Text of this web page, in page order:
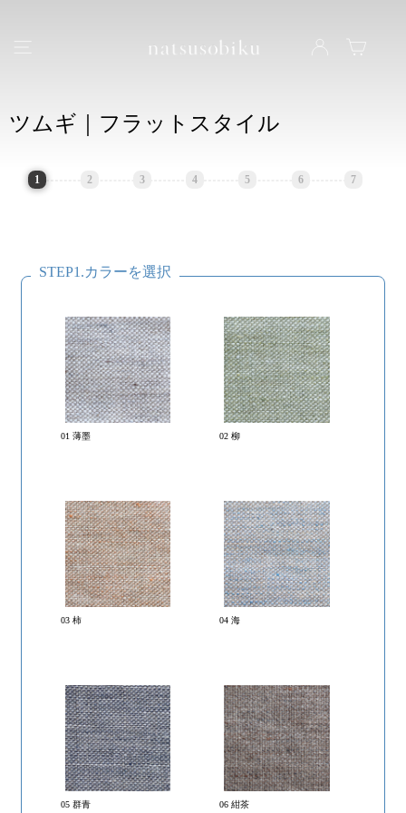
natsusobiku
ツムギ｜フラットスタイル
1 2 3 4 5 6 7
STEP1.カラーを選択
01 薄墨 02 柳
03 柿 04 海
05 群青 06 紺茶